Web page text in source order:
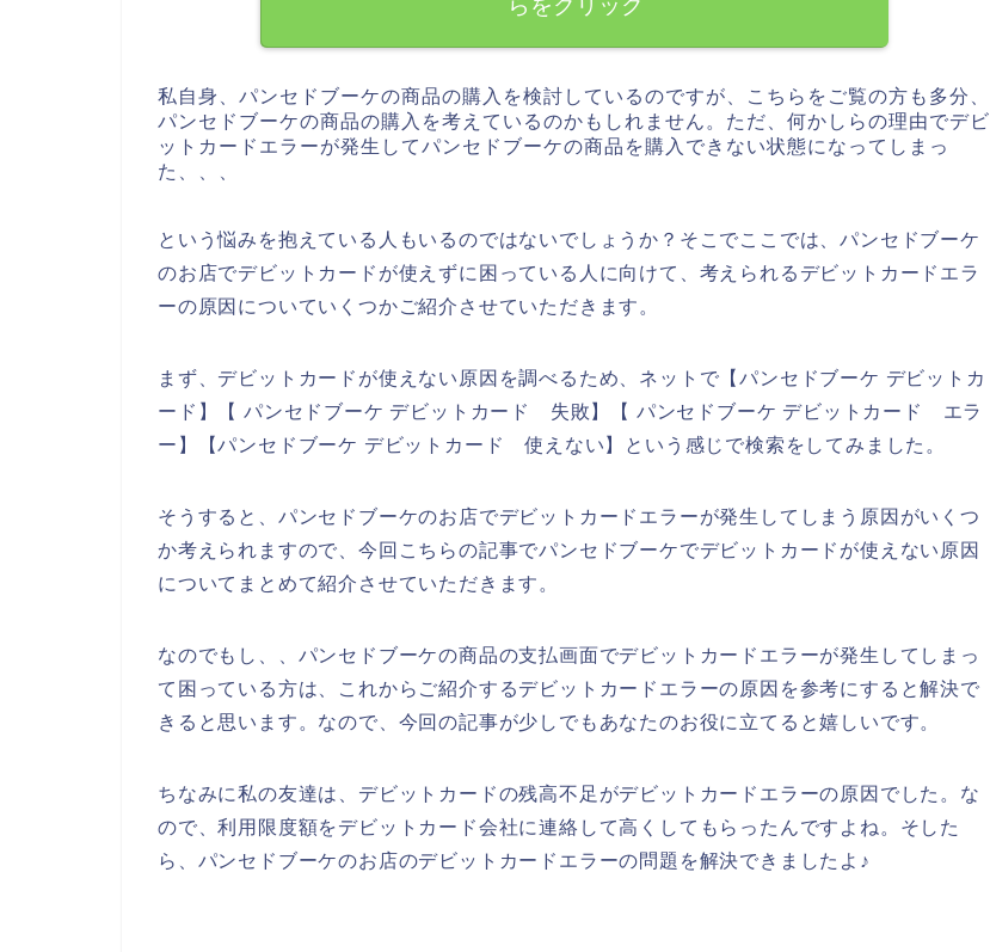
私自身、パンセドブーケの商品の購入を検討しているのですが、こちらをご覧の方も多分、
パンセドブーケの商品の購入を考えているのかもしれません。ただ、何かしらの理由でデビ
ットカードエラーが発生してパンセドブーケの商品を購入できない状態になってしまっ
た、、、
という悩みを抱えている人もいるのではないでしょうか？そこでここでは、パンセドブーケ
のお店でデビットカードが使えずに困っている人に向けて、考えられるデビットカードエラ
ーの原因についていくつかご紹介させていただきます。
まず、デビットカードが使えない原因を調べるため、ネットで【パンセドブーケ デビットカ
ード】【 パンセドブーケ デビットカード 失敗】【 パンセドブーケ デビットカード エラ
ー】【パンセドブーケ デビットカード 使えない】という感じで検索をしてみました。
そうすると、パンセドブーケのお店でデビットカードエラーが発生してしまう原因がいくつ
か考えられますので、今回こちらの記事でパンセドブーケでデビットカードが使えない原因
についてまとめて紹介させていただきます。
なのでもし、、パンセドブーケの商品の支払画面でデビットカードエラーが発生してしまっ
て困っている方は、これからご紹介するデビットカードエラーの原因を参考にすると解決で
きると思います。なので、今回の記事が少しでもあなたのお役に立てると嬉しいです。
ちなみに私の友達は、デビットカードの残高不足がデビットカードエラーの原因でした。な
ので、利用限度額をデビットカード会社に連絡して高くしてもらったんですよね。そした
ら、パンセドブーケのお店のデビットカードエラーの問題を解決できましたよ♪